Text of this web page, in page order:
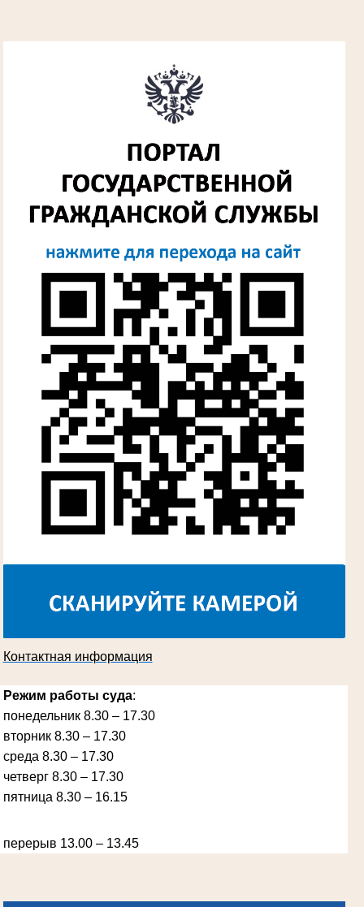
Алферьев Сергей Григорьевич
Участник Великой Отечественной войны
Председатель Губкинского городского
Лыкова Анна Захаровна
в период с 1960 по 1980 гг.
Косарева Александра Ивановна
Труженица тыла в годы Великой
Отечественной войны
Председатель Губкинского городского
Ануприенко Иван Васильевич
Участник Великой Отечественной войны
Председатель Губкинского районного
народного суда
в период с 1965 по 1984 гг.
Контактная информация
Режим работы суда:
понедельник 8.30 – 17.30
вторник 8.30 – 17.30
среда 8.30 – 17.30
четверг 8.30 – 17.30
пятница 8.30 – 16.15
перерыв 13.00 – 13.45